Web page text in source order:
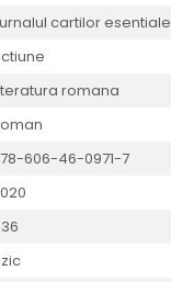
cartilor esentiale
romana
606-46-0971-7